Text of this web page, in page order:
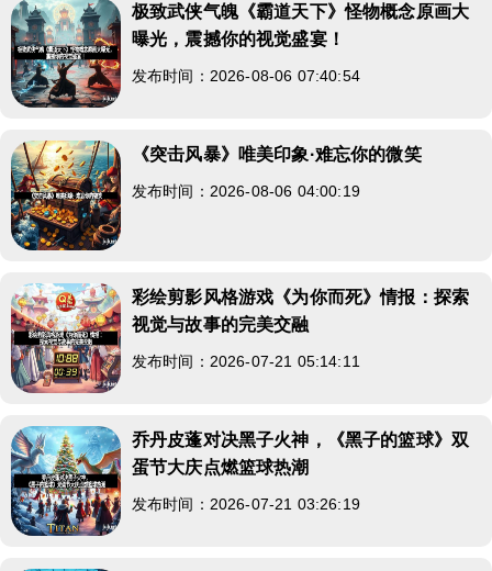
极致武侠气魄《霸道天下》怪物概念原画大
曝光，震撼你的视觉盛宴！
发布时间：2026-08-06 07:40:54
《突击风暴》唯美印象·难忘你的微笑
发布时间：2026-08-06 04:00:19
彩绘剪影风格游戏《为你而死》情报：探索
视觉与故事的完美交融
发布时间：2026-07-21 05:14:11
乔丹皮蓬对决黑子火神，《黑子的篮球》双
蛋节大庆点燃篮球热潮
发布时间：2026-07-21 03:26:19